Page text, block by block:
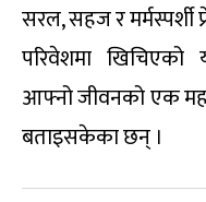
सरल, सहज र मर्मस्पर्शी
परिवेशमा खिचिएको
आफ्नो जीवनको एक
बताइसकेका छन् ।